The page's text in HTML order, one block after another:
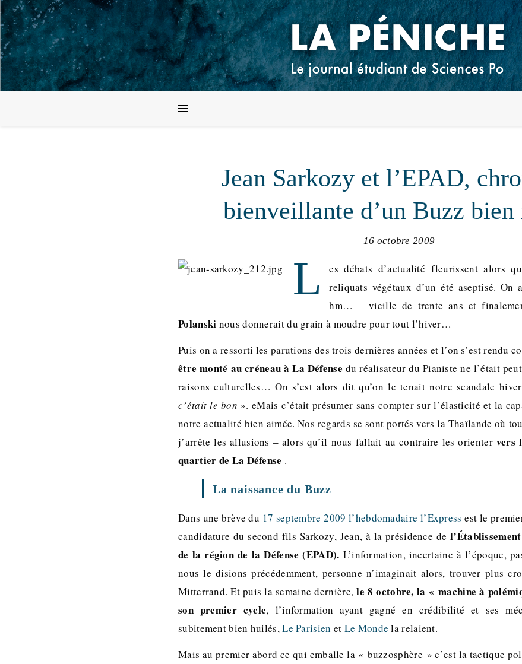
Jean Sarkozy et l’EPAD,
bienveillante d’un Buzz bien
16 octobre 2009
L
es débats d’actualité fleurissent alors
reliquats végétaux d’un été aseptisé.
hm… – vieille de trente ans et
Polanski nous donnerait du grain à moudre pour tout l’hiver…
Puis on a ressorti les parutions des trois dernières années et l’on s’est rendu
être monté au créneau à La Défense du réalisateur du Pianiste ne l’était
raisons culturelles… On s’est alors dit qu’on le tenait notre scandale
c’était le bon ». eMais c’était présumer sans compter sur l’élasticité et la
notre actualité bien aimée. Nos regards se sont portés vers la Thaïlande où
j’arrête les allusions – alors qu’il nous fallait au contraire les orienter vers
quartier de La Défense .
La naissance du Buzz
Dans une brève du 17 septembre 2009 l’hebdomadaire l’Express est le
candidature du second fils Sarkozy, Jean, à la présidence de
de la région de la Défense (EPAD). L’information, incertaine à l’époque,
nous le disions précédemment, personne n’imaginait alors, trouver plus
Mitterrand. Et puis la semaine dernière,le 8 octobre, la « machine à
son premier cycle, l’information ayant gagné en crédibilité et ses
subitement bien huilés,Le Parisien et Le Monde la relaient.
Mais au premier abord ce qui emballe la « buzzosphère » c’est la tactique